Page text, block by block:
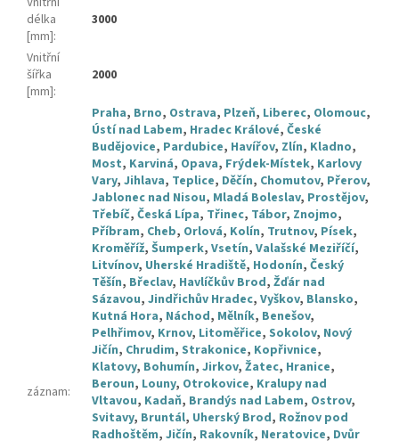
délka
[mm]:
3000
Vnitřní
šířka
[mm]:
2000
záznam:
Praha, Brno, Ostrava, Plzeň, Liberec, Olomouc,
Ústí nad Labem, Hradec Králové, České
Budějovice, Pardubice, Havířov, Zlín, Kladno,
Most, Karviná, Opava, Frýdek-Místek, Karlovy
Vary, Jihlava, Teplice, Děčín, Chomutov, Přerov,
Jablonec nad Nisou, Mladá Boleslav, Prostějov,
Třebíč, Česká Lípa, Třinec, Tábor, Znojmo,
Příbram, Cheb, Orlová, Kolín, Trutnov, Písek,
Kroměříž, Šumperk, Vsetín, Valašské Meziříčí,
Litvínov, Uherské Hradiště, Hodonín, Český
Těšín, Břeclav, Havlíčkův Brod, Žďár nad
Sázavou, Jindřichův Hradec, Vyškov, Blansko,
Kutná Hora, Náchod, Mělník, Benešov,
Pelhřimov, Krnov, Litoměřice, Sokolov, Nový
Jičín, Chrudim, Strakonice, Kopřivnice,
Klatovy, Bohumín, Jirkov, Žatec, Hranice,
Beroun, Louny, Otrokovice, Kralupy nad
Vltavou, Kadaň, Brandýs nad Labem, Ostrov,
Svitavy, Bruntál, Uherský Brod, Rožnov pod
Radhoštěm, Jičín, Rakovník, Neratovice, Dvůr